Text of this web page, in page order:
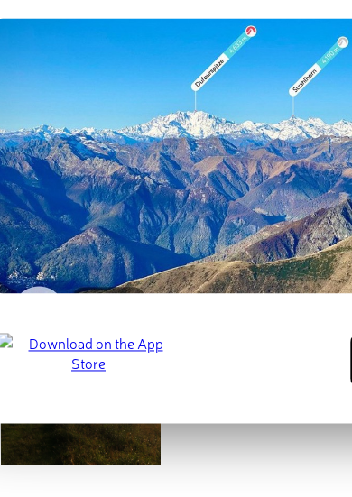
There are 2 named mountains in národní přírodní
prominent mountain is
Božídarský Špičák